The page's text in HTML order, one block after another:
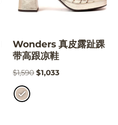
Wonders 真皮露趾踝
带高跟凉鞋
$1,590 $1,033